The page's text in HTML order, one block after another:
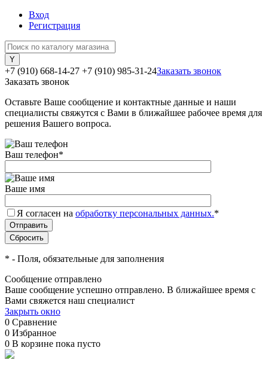
Вход
Регистрация
+7 (910) 668-14-27 +7 (910) 985-31-24Заказать звонок
Заказать звонок
Оставьте Ваше сообщение и контактные данные и наши
специалисты свяжутся с Вами в ближайшее рабочее время для
решения Вашего вопроса.
Ваш телефон*
Ваше имя
Я согласен на обработку персональных данных.*
* - Поля, обязательные для заполнения
Сообщение отправлено
Ваше сообщение успешно отправлено. В ближайшее время с
Вами свяжется наш специалист
Закрыть окно
0 Сравнение
0 Избранное
0 В корзине пока пусто